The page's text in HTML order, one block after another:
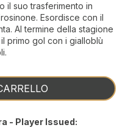
il suo trasferimento in
Esordisce con il
Al termine della stagione
primo gol con i gialloblù
- Player Issued: